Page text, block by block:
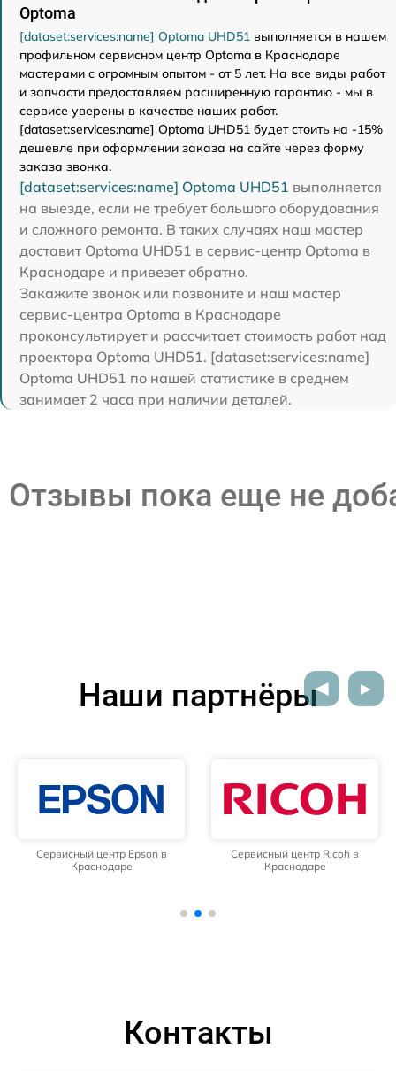
Optoma
[dataset:services:name] Optoma UHD51 выполняется в нашем
профильном сервисном центр Optoma в Краснодаре
мастерами с огромным опытом - от 5 лет. На все виды работ
и запчасти предоставляем расширенную гарантию - мы в
сервисе уверены в качестве наших работ.
[dataset:services:name] Optoma UHD51 будет стоить на -15%
дешевле при оформлении заказа на сайте через форму
заказа звонка.
[dataset:services:name] Optoma UHD51 выполняется
на выезде, если не требует большого оборудования
и сложного ремонта. В таких случаях наш мастер
доставит Optoma UHD51 в сервис-центр Optoma в
Краснодаре и привезет обратно.
Закажите звонок или позвоните и наш мастер
сервис-центра Optoma в Краснодаре
проконсультирует и рассчитает стоимость работ над
проектора Optoma UHD51. [dataset:services:name]
Optoma UHD51 по нашей статистике в среднем
занимает 2 часа при наличии деталей.
Отзывы пока еще не
Наши партнёры
Сервисный центр Epson в
Краснодаре
Сервисный центр Ricoh в
Краснодаре
Контакты